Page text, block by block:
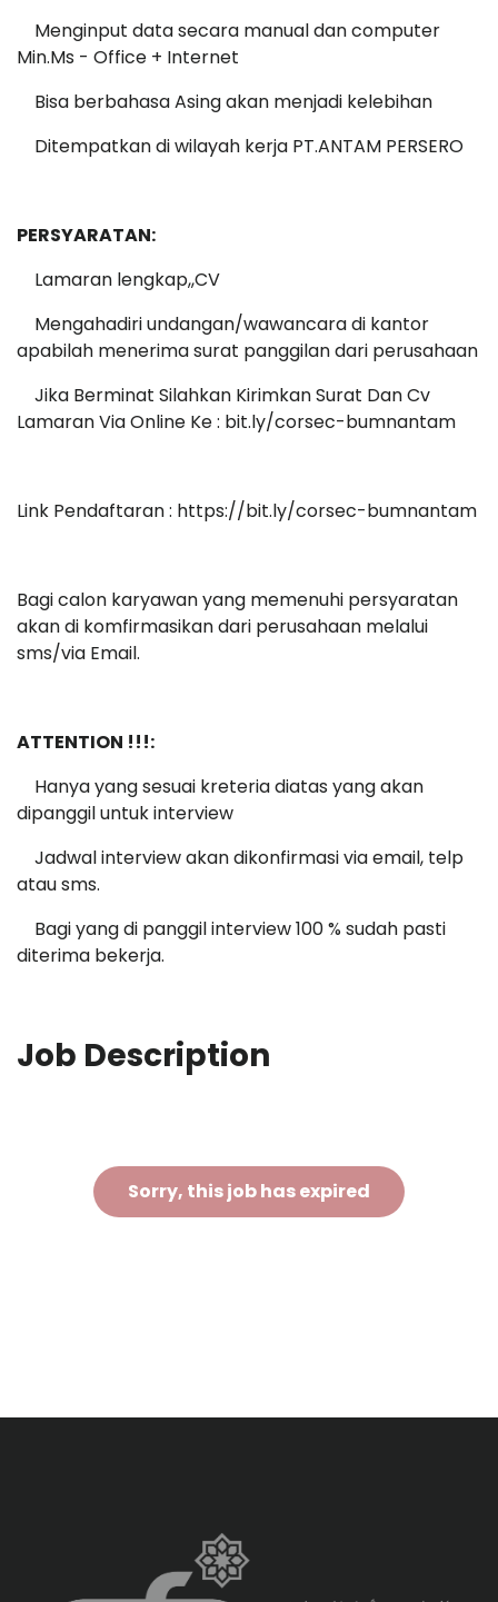
Menginput data secara manual dan computer
Min.Ms - Office + Internet
Bisa berbahasa Asing akan menjadi kelebihan
Ditempatkan di wilayah kerja PT.ANTAM PERSERO
PERSYARATAN:
Lamaran lengkap,,CV
Mengahadiri undangan/wawancara di kantor
apabilah menerima surat panggilan dari perusahaan
Jika Berminat Silahkan Kirimkan Surat Dan Cv
Lamaran Via Online Ke : bit.ly/corsec-bumnantam
Link Pendaftaran : https://bit.ly/corsec-bumnantam
Bagi calon karyawan yang memenuhi persyaratan
akan di komfirmasikan dari perusahaan melalui
sms/via Email.
ATTENTION !!!:
Hanya yang sesuai kreteria diatas yang akan
dipanggil untuk interview
Jadwal interview akan dikonfirmasi via email, telp
atau sms.
Bagi yang di panggil interview 100 % sudah pasti
diterima bekerja.
Job Description
Sorry, this job has expired